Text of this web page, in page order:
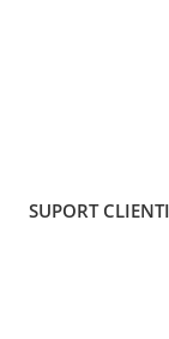
Conservarea si
Ghiduri de
Hobby, timp liber
Animale de
Carti de colorat
SUPORT CLIENTI